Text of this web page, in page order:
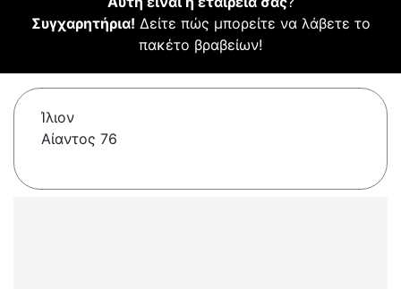
Συγχαρητήρια! Δείτε πώς μπορείτε να λάβετε το
πακέτο βραβείων!
Ίλιον
Αίαντος 76